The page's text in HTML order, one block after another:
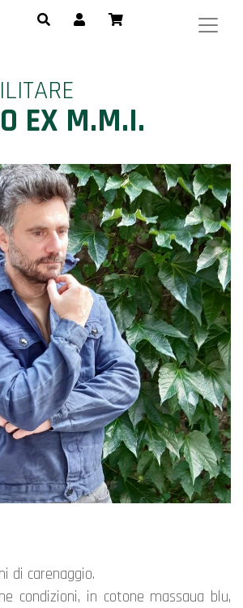
EX M.M.I.
di carenaggio.
condizioni, in cotone massaua blu,